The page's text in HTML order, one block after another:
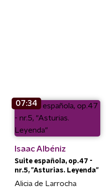
07:34
Isaac Albéniz
Suite española, op.47 -
nr.5, "Asturias. Leyenda"
Alicia de Larrocha